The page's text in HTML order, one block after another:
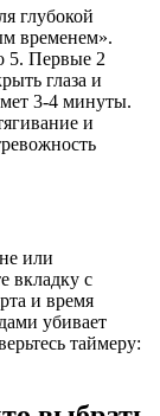
глубокой
временем».
5. Первые 2
глаза и
3-4 минуты.
и
или
вкладку с
и время
убивает
таймеру: